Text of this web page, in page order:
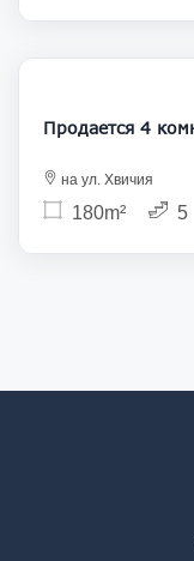
на ул. Хвичия
180m² 5